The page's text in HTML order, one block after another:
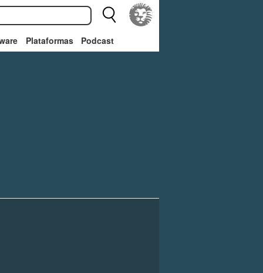
Plataformas Podcast